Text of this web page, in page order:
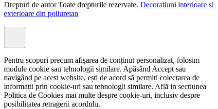
Drepturi de autor Toate drepturile rezervate. Decoratiuni interioare si
exterioare din poliuretan
Pentru scopuri precum afișarea de conținut personalizat, folosim
module cookie sau tehnologii similare. Apăsând Accept sau
navigând pe acest website, ești de acord să permiți colectarea de
informații prin cookie-uri sau tehnologii similare. Află in sectiunea
Politica de Cookies mai multe despre cookie-uri, inclusiv despre
posibilitatea retragerii acordulu.